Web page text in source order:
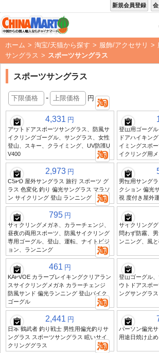
新規会員登録
ホーム > 淘宝/天猫から探す > 服飾/アクセサリ >
サングラス > スポーツサングラス
スポーツサングラス
- 円
4,331 円
アウトドアスポーツサングラス、防風サ
イクリングゴーグル、サングラス、女性
登山、スキー、クライミング、UV防護U
V400
登山用ゴーグ
ドアハイキン
イミングスポ
イクリング用
2,973 円
CSPD 屋外サングラス 旅行 スポーツ グ
ラス 色変化 釣り 偏光サングラス マラソ
ン サイクリング 登山 ランニング
男性用サング
クション 偏光
視 度付き屋外
795 円
サイクリングメガネ、カラーチェンジ、
昼夜の両用スポーツ、防風サイクリング
専用ゴーグル、登山、運転、ナイトビジ
ョン、ランニング
サイクリング
問わず防霧、
ンニング、風
461 円
KAPVOE カラーブレイキングクリアラン
スサイクリングメガネ カラーチェンジ
防風サンド 偏光ランニング 登山バイク
ゴーグル
登山ゴーグル
ウトドアスポ
ングサングラ
2,441 円
日本 鶴武者 釣り戦士 男性用偏光釣りサ
ングラス スポーツサングラス 眩いサイ
クリンググラス
パーソン偏光
用途日焼け止